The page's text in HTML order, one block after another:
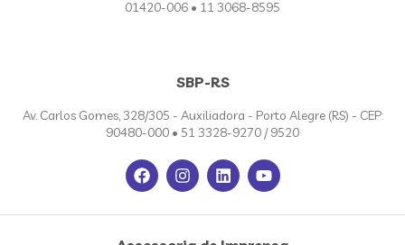
01420-006 • 11 3068-8595
SBP-RS
Av. Carlos Gomes, 328/305 - Auxiliadora - Porto Alegre (RS) - CEP:
90480-000 • 51 3328-9270 / 9520